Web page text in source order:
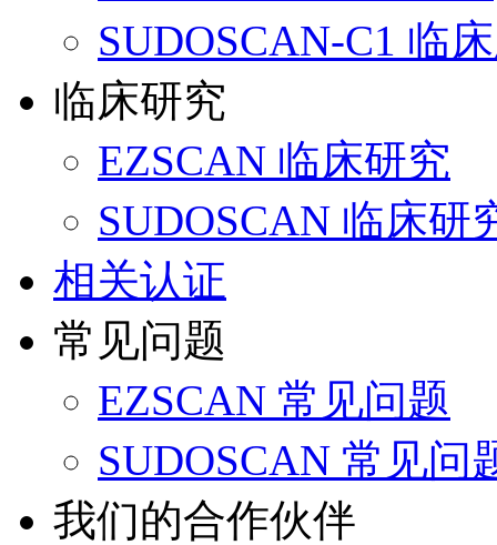
SUDOSCAN-C1 临
临床研究
EZSCAN 临床研究
SUDOSCAN 临床研
相关认证
常见问题
EZSCAN 常见问题
SUDOSCAN 常见问
我们的合作伙伴